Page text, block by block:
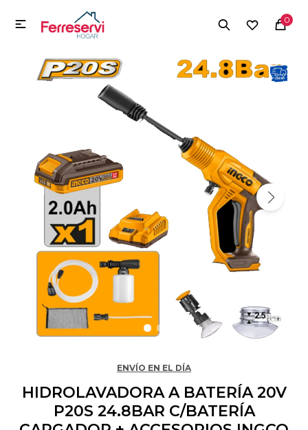
0

ENVÍO EN EL DÍA
HIDROLAVADORA A BATERÍA 20V
P20S 24.8BAR C/BATERÍA
MI CUENTA
Menú Herramientas y Construcción Electrodomésticos
Herramientas y Construcción
Electrodomésticos
Tecnología
Deportes
Camping
Mascotas